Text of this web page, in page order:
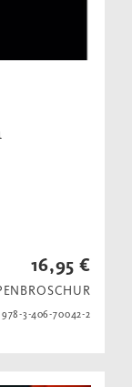
16,95 €
978-3-406-70042-2